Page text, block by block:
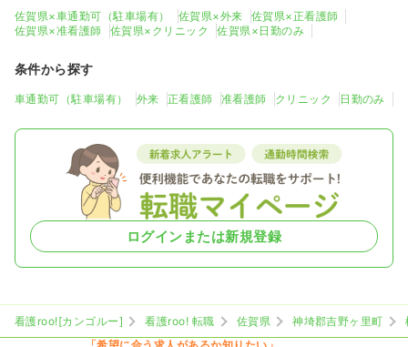
佐賀県×車通勤可（駐車場有） 佐賀県×外来
佐賀県×正看護師
佐賀県×准看護師
佐賀県×クリニック 佐賀県×日勤のみ
条件から探す
車通勤可（駐車場有） 外来 正看護師 准看護師 クリニック 日勤のみ
ログインまたは新規登録
看護roo![カンゴルー] 看護roo! 転職 佐賀県 神埼郡吉野ヶ里町